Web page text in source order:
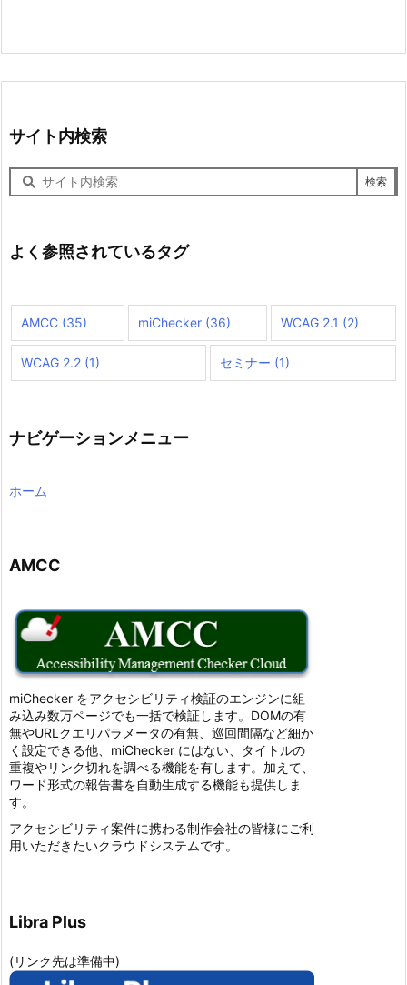
サイト内検索
サ
イ
検
索
よく参照されているタグ
AMCC (35) miChecker(36) WCAG 2.1 (2)
WCAG 2.2 (1) セミナー (1)
ナビゲーションメニュー
ホーム
AMCC
miChecker をアクセシビリティ検証のエンジンに組
み込み数万ページでも一括で検証します。DOMの有
無やURLクエリパラメータの有無、巡回間隔など細か
く設定できる他、miChecker にはない、タイトルの
重複やリンク切れを調べる機能を有します。加えて、
ワード形式の報告書を自動生成する機能も提供しま
す。
アクセシビリティ案件に携わる制作会社の皆様にご利
用いただきたいクラウドシステムです。
Libra Plus
(リンク先は準備中)